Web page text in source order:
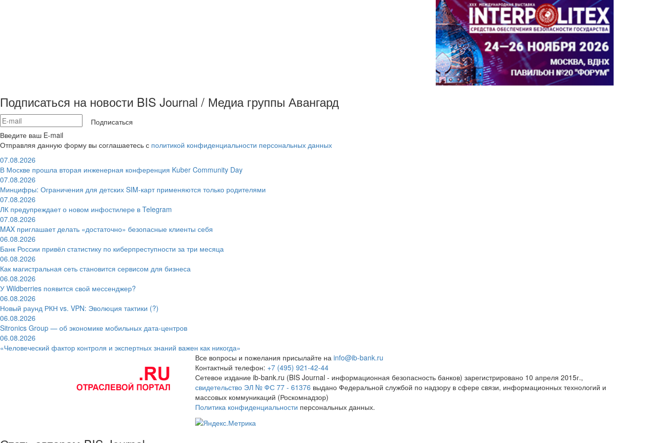
Подписаться на новости BIS Journal / Медиа группы Авангард
Подписаться
Введите ваш E-mail
Отправляя данную форму вы соглашаетесь с политикой конфиденциальности персональных данных
07.08.2026
В Москве прошла вторая инженерная конференция Kuber Community Day
07.08.2026
Минцифры: Ограничения для детских SIM-карт применяются только родителями
07.08.2026
ЛК предупреждает о новом инфостилере в Telegram
07.08.2026
MAX приглашает делать «достаточно» безопасные клиенты себя
06.08.2026
Банк России привёл статистику по киберпреступности за три месяца
06.08.2026
Как магистральная сеть становится сервисом для бизнеса
06.08.2026
У Wildberries появится свой мессенджер?
06.08.2026
Новый раунд РКН vs. VPN: Эволюция тактики (?)
06.08.2026
Sitronics Group — об экономике мобильных дата-центров
06.08.2026
«Человеческий фактор контроля и экспертных знаний важен как никогда»
Все вопросы и пожелания присылайте на info@ib-bank.ru
Контактный телефон: +7 (495) 921-42-44
Сетевое издание ib-bank.ru (BIS Journal - информационная безопасность банков) зарегистрировано 10 апреля 2015г.,
свидетельство ЭЛ № ФС 77 - 61376 выдано Федеральной службой по надзору в сфере связи, информационных технологий и
массовых коммуникаций (Роскомнадзор)
Политика конфиденциальности персональных данных.